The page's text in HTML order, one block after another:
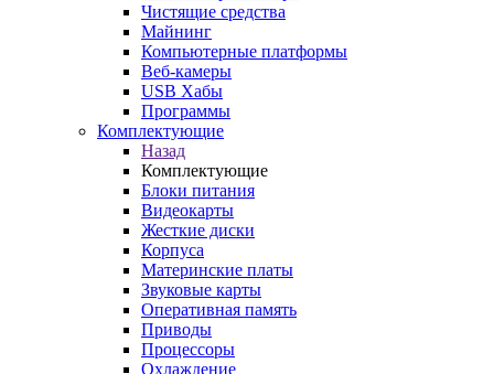
Чистящие средства
Майнинг
Компьютерные платформы
Веб-камеры
USB Хабы
Программы
Комплектующие
Назад
Комплектующие
Блоки питания
Видеокарты
Жесткие диски
Корпуса
Материнские платы
Звуковые карты
Оперативная память
Приводы
Процессоры
Охлаждение